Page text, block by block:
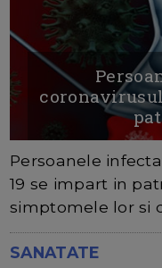
Persoanele
19 se impart in
simptomele lor si
SANATATE